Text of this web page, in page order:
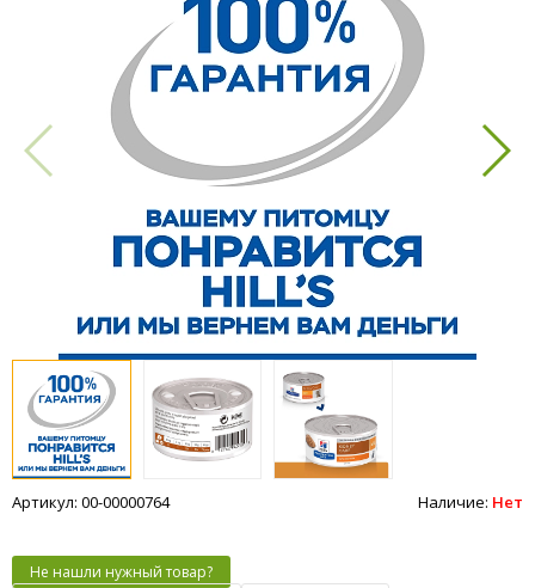
Артикул: 00-00000764 Наличие: Нет
Не нашли нужный товар?